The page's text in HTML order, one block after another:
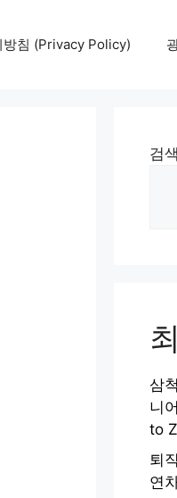
방침 (Privacy Policy)
검색
삼
니
to
퇴
연